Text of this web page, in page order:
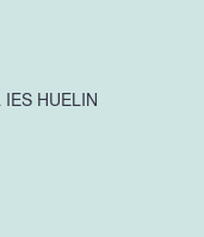
HUELIN